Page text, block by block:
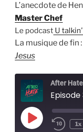
L’anecdote de
Master Chef
Le podcast U
La musique de fin :
Jesus
After Hate
Play
Episode
1x